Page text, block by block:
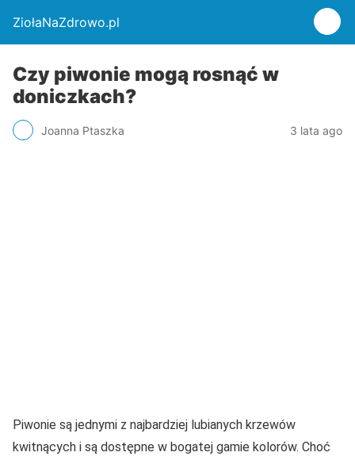
ZiołaNaZdrowo.pl
Czy piwonie mogą rosnąć w
doniczkach?
Joanna Ptaszka 3 lata ago
Piwonie są jednymi z najbardziej lubianych krzewów
kwitnących i są dostępne w bogatej gamie kolorów. Choć